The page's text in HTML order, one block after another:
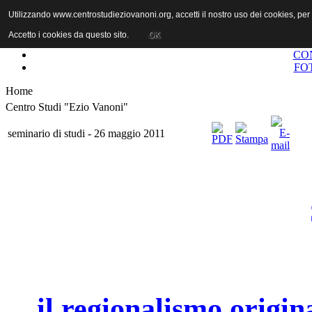
Home
Centro Studi "Ezio Vanoni"
seminario di studi - 26 maggio 2011
Utilizzando www.centrostudieziovanoni.org, accetti il nostro uso dei cookies,
Accetto i cookies da questo sito. OK